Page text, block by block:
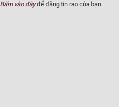
Bấm vào đâyđể đăng tin rao của bạn.